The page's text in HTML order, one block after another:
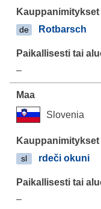
de Rotbarsch
–
Slovenia
sl rdeči okuni
–